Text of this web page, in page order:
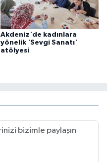
Akdeniz'de kadınlara
yönelik 'Sevgi Sanatı'
atölyesi